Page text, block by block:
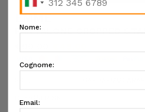
EMME
PANTALONE CROPPED